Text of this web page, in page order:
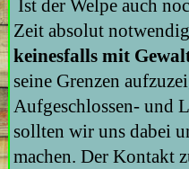
Ist der Welpe auch
Zeit absolut
keinesfalls mit
seine Grenzen
Aufgeschlossen- und
sollten wir uns dabei
machen. Der Kontakt